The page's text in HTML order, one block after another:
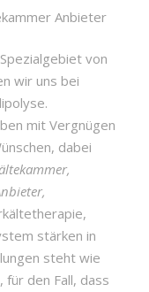
Anbieter
von
wir uns bei
mit Vergnügen
dabei
stärken in
steht wie
für den Fall, dass